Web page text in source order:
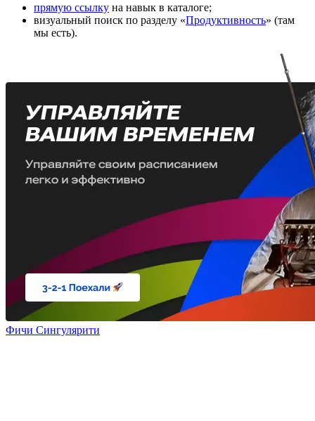
прямую ссылку на навык в каталоге;
визуальный поиск по разделу «Продуктивность» (там
мы есть).
Фичи Сингулярити